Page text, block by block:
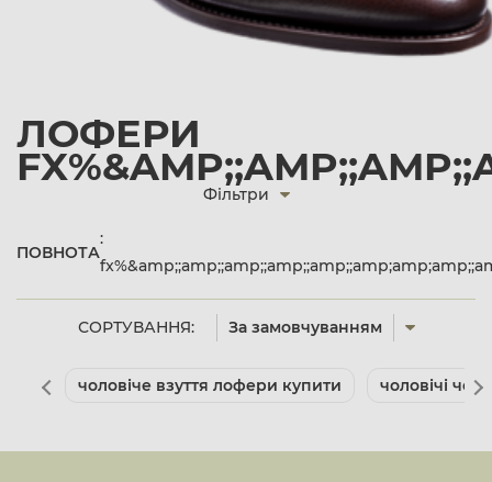
ЛОФЕРИ
СОРТУВАННЯ: За замовчуванням
Фільтри
ПОВНОТА
:
чоловіче взуття лофери купити чоловічі